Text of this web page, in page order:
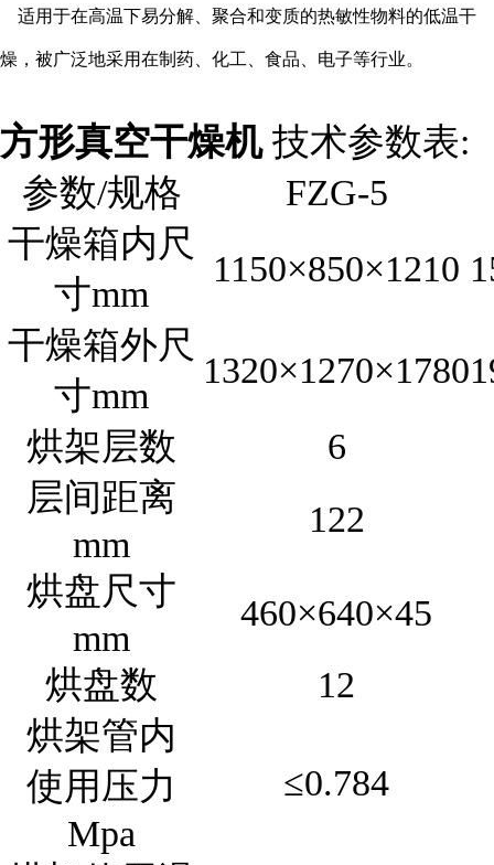
适用于在高温下易分解、聚合和变质的热敏性物料的低温干
燥，被广泛地采用在制药、化工、食品、电子等行业。
方形真空干燥机技术参数表:
参数/规格
FZG-5
干燥箱内尺
寸mm
1150×850×1210
干燥箱外尺
寸mm
1320×1270×1780
烘架层数
6
层间距离
mm
122
烘盘尺寸
mm
460×640×45
烘盘数
12
烘架管内
使用压力
Mpa
≤0.784